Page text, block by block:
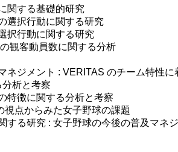
関する基礎的研究
選択行動に関する研究
択行動に関する研究
観客動員数に関する分析
ネジメント : VERITAS のチーム特性に
析と考察
特徴に関する分析と考察
視点からみた女子野球の課題
する研究 : 女子野球の今後の普及マネ